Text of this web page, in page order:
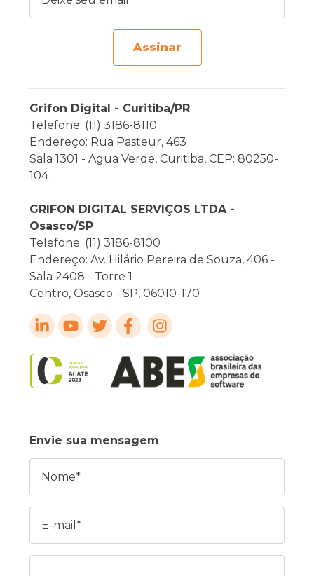
Assinar
Grifon Digital - Curitiba/PR
Telefone: (11) 3186-8110
Endereço: Rua Pasteur, 463
Sala 1301 - Agua Verde, Curitiba, CEP: 80250-
104
GRIFON DIGITAL SERVIÇOS LTDA -
Osasco/SP
Telefone: (11) 3186-8100
Endereço: Av. Hilário Pereira de Souza, 406 -
Sala 2408 - Torre 1
Centro, Osasco - SP, 06010-170
Envie sua mensagem